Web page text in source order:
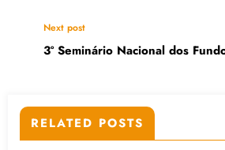
Next post
3º Seminário Nacional dos
RELATED POSTS